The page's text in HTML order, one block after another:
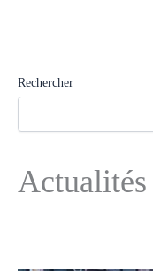
Rechercher
Actualités